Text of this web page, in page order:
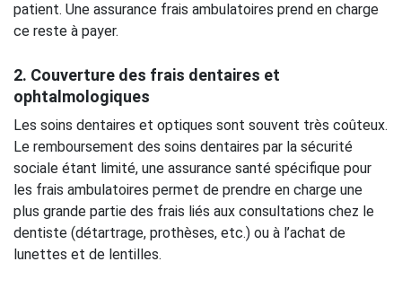
patient. Une assurance frais ambulatoires prend en charge
ce reste à payer.
2. Couverture des frais dentaires et
ophtalmologiques
Les soins dentaires et optiques sont souvent très coûteux.
Le remboursement des soins dentaires par la sécurité
sociale étant limité, une assurance santé spécifique pour
les frais ambulatoires permet de prendre en charge une
plus grande partie des frais liés aux consultations chez le
dentiste (détartrage, prothèses, etc.) ou à l’achat de
lunettes et de lentilles.